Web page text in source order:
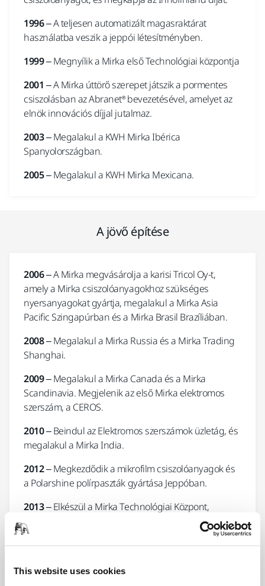
This website uses cookies
1996– A teljesen automatizált magasraktárat
használatba veszik a jeppói létesítményben.
1999– Megnyílik a Mirka első Technológiai központja
2001 – A Mirka úttörő szerepet játszik a pormentes
csiszolásban az Abranet® bevezetésével, amelyet az
elnök innovációs díjjal jutalmaz.
2003– Megalakul a KWH Mirka Ibérica
Spanyolországban.
2005– Megalakul a KWH Mirka Mexicana.
A jövő építése
2006– A Mirka megvásárolja a karisi Tricol Oy-t,
amely a Mirka csiszolóanyagokhoz szükséges
nyersanyagokat gyártja, megalakul a Mirka Asia
Pacific Szingapúrban és a Mirka Brasil Brazíliában.
2008– Megalakul a Mirka Russia és a Mirka Trading
Shanghai.
2009– Megalakul a Mirka Canada és a Mirka
Scandinavia. Megjelenik az első Mirka elektromos
szerszám, a CEROS.
2010– Beindul az Elektromos szerszámok üzletág, és
megalakul a Mirka India.
2012– Megkezdődik a mikrofilm csiszolóanyagok és
a Polarshine polírpaszták gyártása Jeppóban.
2013– Elkészül a Mirka Technológiai Központ,
megalakul a Mirka Turkey és a KWH Mirka Ltd. a
belga fióktelep.
díjat nyer.